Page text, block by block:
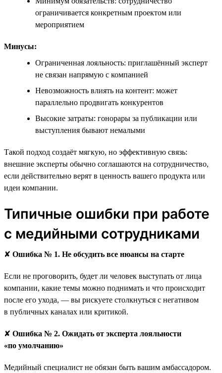
ограничивается конкретным проектом или
мероприятием
Минусы:
Ограниченная лояльность: приглашённый эксперт
не связан напрямую с компанией
Невозможность влиять на контент: может
параллельно продвигать конкурентов
Высокие затраты: гонорары за публикации или
выступления бывают немалыми
Такой подход создаёт мягкую, но эффективную связь:
внешние эксперты обычно соглашаются на сотрудничество,
если действительно верят в ценность вашего продукта или
идеи компании.
Типичные ошибки при работе
с медийными сотрудниками
✘ Ошибка № 1. Не обсудить все нюансы на старте
Если не проговорить, будет ли человек выступать от лица
компании, какие темы можно поднимать и что происходит
после его ухода, — вы рискуете столкнуться с негативом
в публичных каналах или критикой.
✘ Ошибка № 2. Ожидать от эксперта лояльности
«по умолчанию»
Медийный специалист не обязан быть вашим амбассадором.